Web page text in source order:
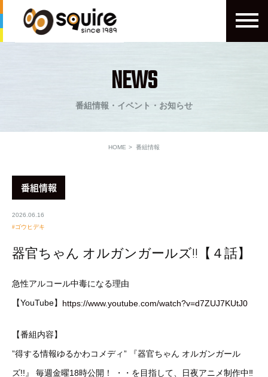
NEWS
番組情報・イベント・お知らせ
HOME 番組情報
番組情報
2026.06.16
ゴウヒデキ
器官ちゃん オルガンガールズ!!【４話】
急性アルコール中毒になる理由
【YouTube】 https://www.youtube.com/watch?v=d7ZUJ7KUtJ0
【番組内容】
”得する情報ゆるかわコメディ” 『器官ちゃん オルガンガール
ズ!!』 毎週金曜18時公開！ ・・を目指して、日夜アニメ制作中‼️